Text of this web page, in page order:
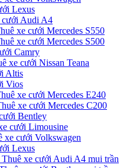
Lexus
cưới Audi A4
xe cưới Mercedes S550
xe cưới Mercedes S500
Camry
xe cưới Nissan Teana
Altis
Vios
xe cưới Mercedes E240
xe cưới Mercedes C200
Bentley
cưới Limousine
xe cưới Volkswagen
Lexus
Thuê xe cưới Audi A4 mui trần